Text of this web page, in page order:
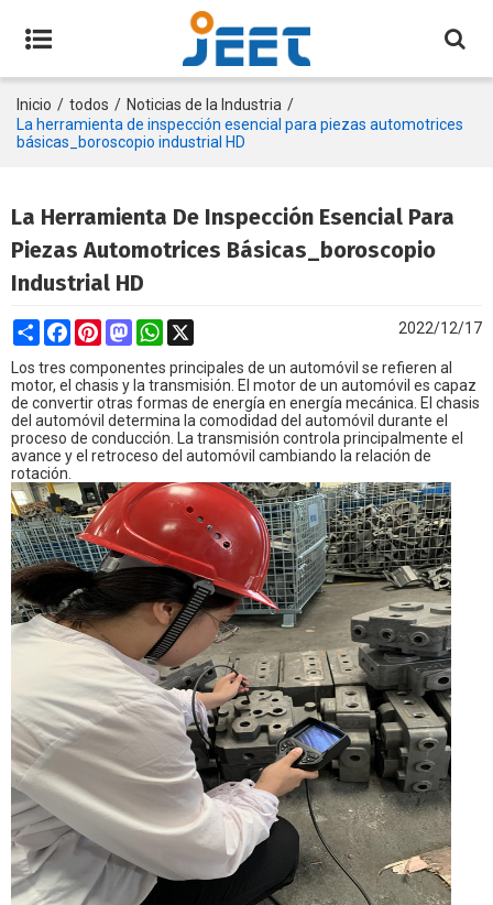
Inicio / todos / Noticias de la Industria /
La herramienta de inspección esencial para piezas automotrices
básicas_boroscopio industrial HD
La Herramienta De Inspección Esencial Para
Piezas Automotrices Básicas_boroscopio
Industrial HD
ShareFacebookPinterestMastodonWhatsApp 2022/12/17
Los tres componentes principales de un automóvil se refieren al
motor, el chasis y la transmisión. El motor de un automóvil es capaz
de convertir otras formas de energía en energía mecánica. El chasis
del automóvil determina la comodidad del automóvil durante el
proceso de conducción. La transmisión controla principalmente el
avance y el retroceso del automóvil cambiando la relación de
rotación.